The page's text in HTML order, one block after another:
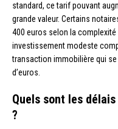
standard, ce tarif pouvant
grande valeur. Certains
400 euros selon la
investissement modeste
transaction immobilière qui
d’euros.
Quels sont les
?